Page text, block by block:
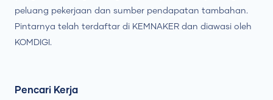
peluang pekerjaan dan sumber pendapatan tambahan.
Pintarnya telah terdaftar di KEMNAKER dan diawasi oleh
KOMDIGI.
Pencari Kerja